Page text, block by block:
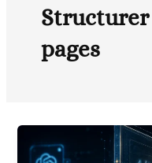
Structurer
pages